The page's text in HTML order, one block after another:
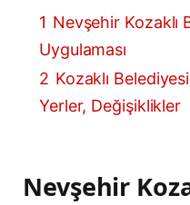
1 Nevşehir Kozaklı
Uygulaması
2 Kozaklı
Yerler, Değişiklikler
Nevşehir